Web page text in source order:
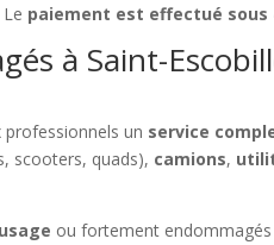
Le paiement est effectué sous
à Saint-
un service
scooters, quads), camions,
ou fortement